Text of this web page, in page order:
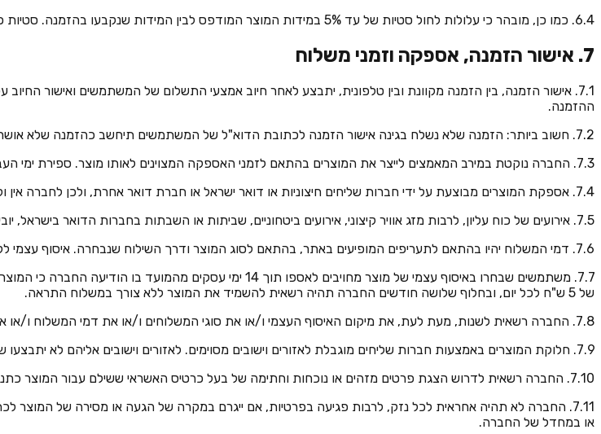
6.4. כמו כן, מובהר כי עלולות לחול סטיות של עד 5% במידות המוצר המודפס לבין המידות שנקבעו בהזמנה. סטיות כאלו ייחשבו כסבירות ולמשתמשים לא תהיה כל טענה או דרישה בשל כך.
7. אישור הזמנה, אספקה וזמני משלוח
7.1. אישור הזמנה, בין הזמנה מקוונת ובין טלפונית, יתבצע לאחר חיוב אמצעי התשלום של המשתמשים ואישור
ההזמנה.
7.2. חשוב ביותר: הזמנה שלא נשלח בגינה אישור הזמנה לכתובת הדוא"ל של המשתמשים תיחשב כהזמנה שלא אושרה.
7.3. החברה נוקטת במירב המאמצים לייצר את המוצרים בהתאם לזמני האספקה המצוינים לאותו מוצר. ספירת ימי העבודה תחל מהיום העוקב ליום בו נשלח אישור ההזמנה.
7.4. אספקת המוצרים מבוצעת על ידי חברות שליחים חיצוניות או דואר ישראל או חברת דואר אחרת, ולכן לחברה אין ולא יכולה להיות שליטה על עצם אספקת המוצרים ועל המועד בו יסופקו המוצרים בפועל.
7.5. אירועים של כוח עליון, לרבות מזג אוויר קיצוני, אירועים ביטחוניים, שביתות או השבתות בחברות הדואר בישראל, יובילו להארכת המועדים הקבועים לאספקת המוצרים בהתאם למשך הזמן בו יימשכו אירועים אלו.
7.6. דמי המשלוח יהיו בהתאם לתעריפים המופיעים באתר, בהתאם לסוג המוצר ודרך השילוח שנבחרה. איסוף עצמי ללא תשלום אפשרי אך ורק במשרדי החברה בראש העין.
7.7. משתמשים שבחרו באיסוף עצמי של מוצר מחויבים לאספו תוך 14
של 5 ש"ח לכל יום, ובחלוף שלושה חודשים החברה תהיה רשאית להשמיד את המוצר ללא צורך במשלוח התראה.
7.8. החברה רשאית לשנות, מעת לעת, את מיקום האיסוף העצמי ו/או את סוגי המשלוחים ו/או את דמי המשלוח ו/או את זמני האספקה לפי שיקול דעתה הבלעדי.
7.9. חלוקת המוצרים באמצעות חברות שליחים מוגבלת לאזורים וישובים מסוימים. לאזורים וישובים אליהם לא יתבצעו שליחויות, הדיוור יתבצע באמצעות דואר ישראל או חברת דואר אחרת בלבד.
7.10. החברה רשאית לדרוש הצגת פרטים מזהים או נוכחות וחתימה של בעל כרטיס האשראי ששילם עבור המוצר כתנאי למסירת המוצר.
7.11. החברה לא תהיה אחראית לכל נזק, לרבות פגיעה בפרטיות, אם ייגרם במקרה של הגעה או מסירה של
או במחדל של החברה.